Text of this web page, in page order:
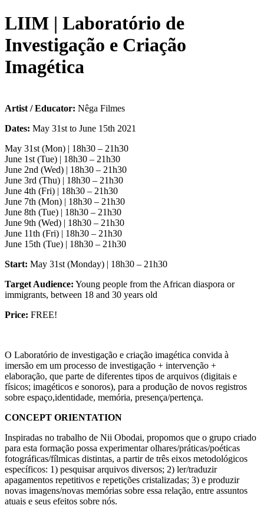
LIIM | Laboratório de
Investigação e Criação
Imagética
Artist / Educator: Nêga Filmes
Dates: May 31st to June 15th 2021
May 31st (Mon) | 18h30 – 21h30
June 1st (Tue) | 18h30 – 21h30
June 2nd (Wed) | 18h30 – 21h30
June 3rd (Thu) | 18h30 – 21h30
June 4th (Fri) | 18h30 – 21h30
June 7th (Mon) | 18h30 – 21h30
June 8th (Tue) | 18h30 – 21h30
June 9th (Wed) | 18h30 – 21h30
June 11th (Fri) | 18h30 – 21h30
June 15th (Tue) | 18h30 – 21h30
Start: May 31st (Monday) | 18h30 – 21h30
Target Audience: Young people from the African diaspora or
immigrants, between 18 and 30 years old
Price: FREE!
O Laboratório de investigação e criação imagética convida à
imersão em um processo de investigação + intervenção +
elaboração, que parte de diferentes tipos de arquivos (digitais e
físicos; imagéticos e sonoros), para a produção de novos registros
sobre espaço,identidade, memória, presença/pertença.
CONCEPT ORIENTATION
Inspiradas no trabalho de Nii Obodai, propomos que o grupo criado
para esta formação possa experimentar olhares/práticas/poéticas
fotográficas/fílmicas distintas, a partir de três eixos metodológicos
específicos: 1) pesquisar arquivos diversos; 2) ler/traduzir
apagamentos repetitivos e repetições cristalizadas; 3) e produzir
novas imagens/novas memórias sobre essa relação, entre assuntos
atuais e seus efeitos sobre nós.